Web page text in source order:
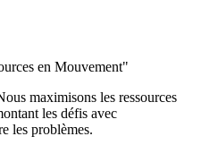
en Mouvement"
maximisons les ressources
les défis avec
les problèmes.